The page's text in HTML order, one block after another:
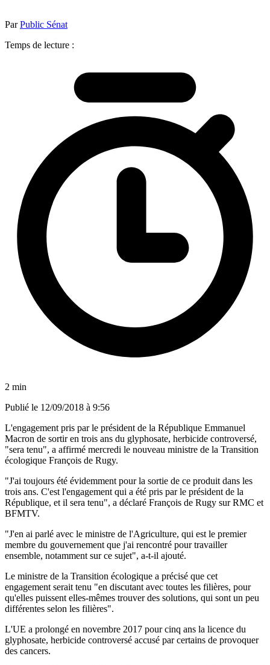
ParPublic Sénat
Temps de lecture :
2 min
Publié le 12/09/2018 à 9:56
L'engagement pris par le président de la République Emmanuel
Macron de sortir en trois ans du glyphosate, herbicide controversé,
"sera tenu", a affirmé mercredi le nouveau ministre de la Transition
écologique François de Rugy.
"J'ai toujours été évidemment pour la sortie de ce produit dans les
trois ans. C'est l'engagement qui a été pris par le président de la
République, et il sera tenu", a déclaré François de Rugy sur RMC et
BFMTV.
"J'en ai parlé avec le ministre de l'Agriculture, qui est le premier
membre du gouvernement que j'ai rencontré pour travailler
ensemble, notamment sur ce sujet", a-t-il ajouté.
Le ministre de la Transition écologique a précisé que cet
engagement serait tenu "en discutant avec toutes les filières, pour
qu'elles puissent elles-mêmes trouver des solutions, qui sont un peu
différentes selon les filières".
L'UE a prolongé en novembre 2017 pour cinq ans la licence du
glyphosate, herbicide controversé accusé par certains de provoquer
des cancers.